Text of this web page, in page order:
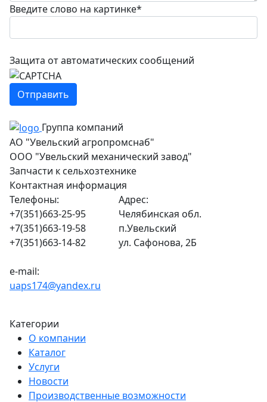
Введите слово на картинке*
Защита от автоматических сообщений
Группа компаний
АО "Увельский агропромснаб"
ООО "Увельский механический завод"
Запчасти к сельхозтехнике
Контактная информация
Телефоны:
+7(351)663-25-95
+7(351)663-19-58
+7(351)663-14-82
e-mail:
uaps174@yandex.ru
Адрес:
Челябинская обл.
п.Увельский
ул. Сафонова, 2Б
Категории
О компании
Каталог
Услуги
Новости
Производственные возможности